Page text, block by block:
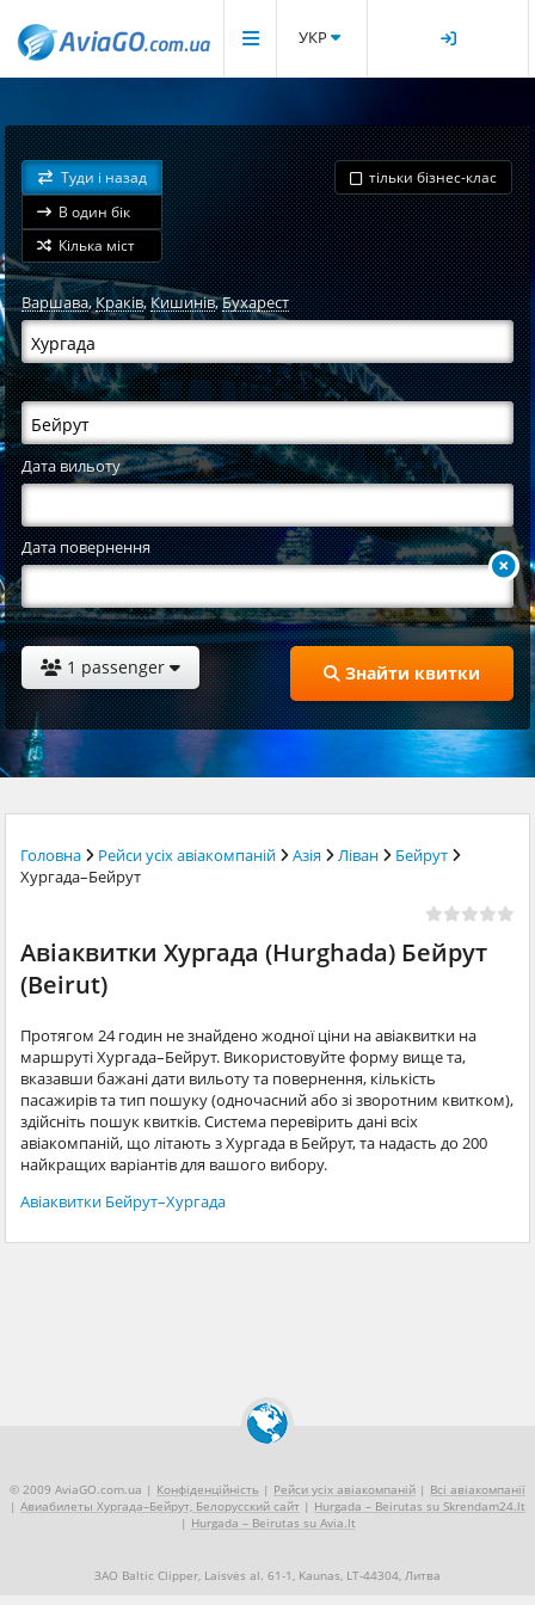
УКР
Туди і назад
В один бік
Кілька міст
тільки бізнес-клас
Варшава,Краків,Кишинів,Бухарест
Дата вильоту
Дата повернення
1 passenger Знайти квитки
Головна Рейси усіх авіакомпаній Азія Ліван
Бейрут
Хургада–Бейрут
Авіаквитки Хургада (Hurghada) Бейрут
(Beirut)
Протягом 24 годин не знайдено жодної ціни на авіаквитки на
маршруті Хургада–Бейрут. Використовуйте форму вище та,
вказавши бажані дати вильоту та повернення, кількість
пасажирів та тип пошуку (одночасний або зі зворотним квитком),
здійсніть пошук квитків. Система перевірить дані всіх
авіакомпаній, що літають з Хургада в Бейрут, та надасть до 200
найкращих варіантів для вашого вибору.
Авіаквитки Бейрут–Хургада
© 2009 AviaGO.com.ua | Конфіденційність | Рейси усіх авіакомпаній | Всі авіакомпанії
| Авиабилеты Хургада–Бейрут, Белорусский сайт | Hurgada – Beirutas su Skrendam24.lt
| Hurgada – Beirutas su Avia.lt
ЗАО Baltic Clipper, Laisvės al. 61-1, Kaunas, LT-44304, Литва